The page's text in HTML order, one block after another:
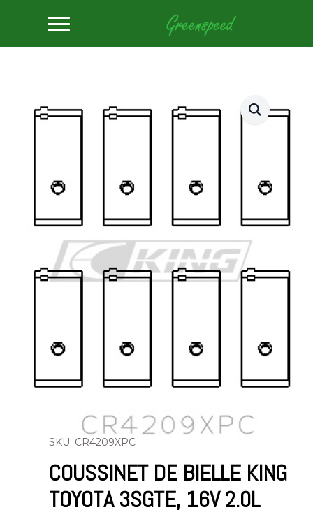
Accueil
Coquilles de roulements
Coussinet de bielle King TOYOTA 3SGTE, 16V 2.0L
SKU: CR4209XPC
COUSSINET DE BIELLE KING
TOYOTA 3SGTE, 16V 2.0L